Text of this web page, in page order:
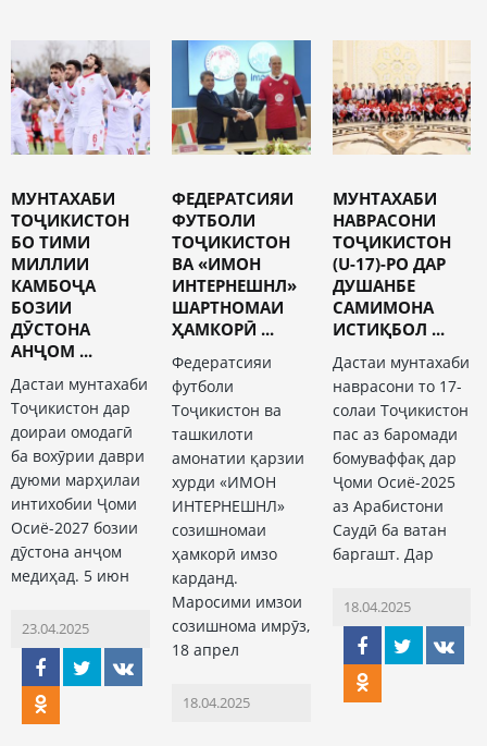
МУНТАХАБИ
ТОҶИКИСТОН
БО ТИМИ
МИЛЛИИ
КАМБОҶА
БОЗИИ
ДӮСТОНА
АНҶОМ ...
Дастаи мунтахаби
Тоҷикистон дар
доираи омодагӣ
ба вохӯрии даври
дуюми марҳилаи
интихобии Ҷоми
Осиё-2027 бозии
дӯстона анҷом
медиҳад. 5 июн
23.04.2025
ФЕДЕРАТСИЯИ
ФУТБОЛИ
ТОҶИКИСТОН
ВА «ИМОН
ИНТЕРНЕШНЛ»
ШАРТНОМАИ
ҲАМКОРӢ ...
Федератсияи
футболи
Тоҷикистон ва
ташкилоти
амонатии қарзии
хурди «ИМОН
ИНТЕРНЕШНЛ»
созишномаи
ҳамкорӣ имзо
карданд.
Маросими имзои
созишнома имрӯз,
18 апрел
18.04.2025
МУНТАХАБИ
НАВРАСОНИ
ТОҶИКИСТОН
(U-17)-РО ДАР
ДУШАНБЕ
САМИМОНА
ИСТИҚБОЛ ...
Дастаи мунтахаби
наврасони то 17-
солаи Тоҷикистон
пас аз баромади
бомуваффақ дар
Ҷоми Осиё-2025
аз Арабистони
Саудӣ ба ватан
баргашт. Дар
18.04.2025